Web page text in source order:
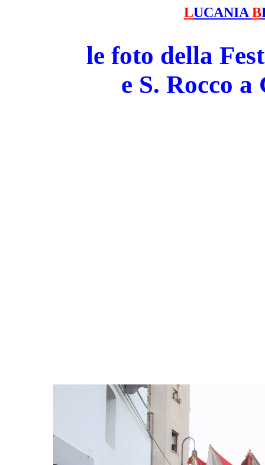
LUCANIA B
le foto della
e S. Rocco